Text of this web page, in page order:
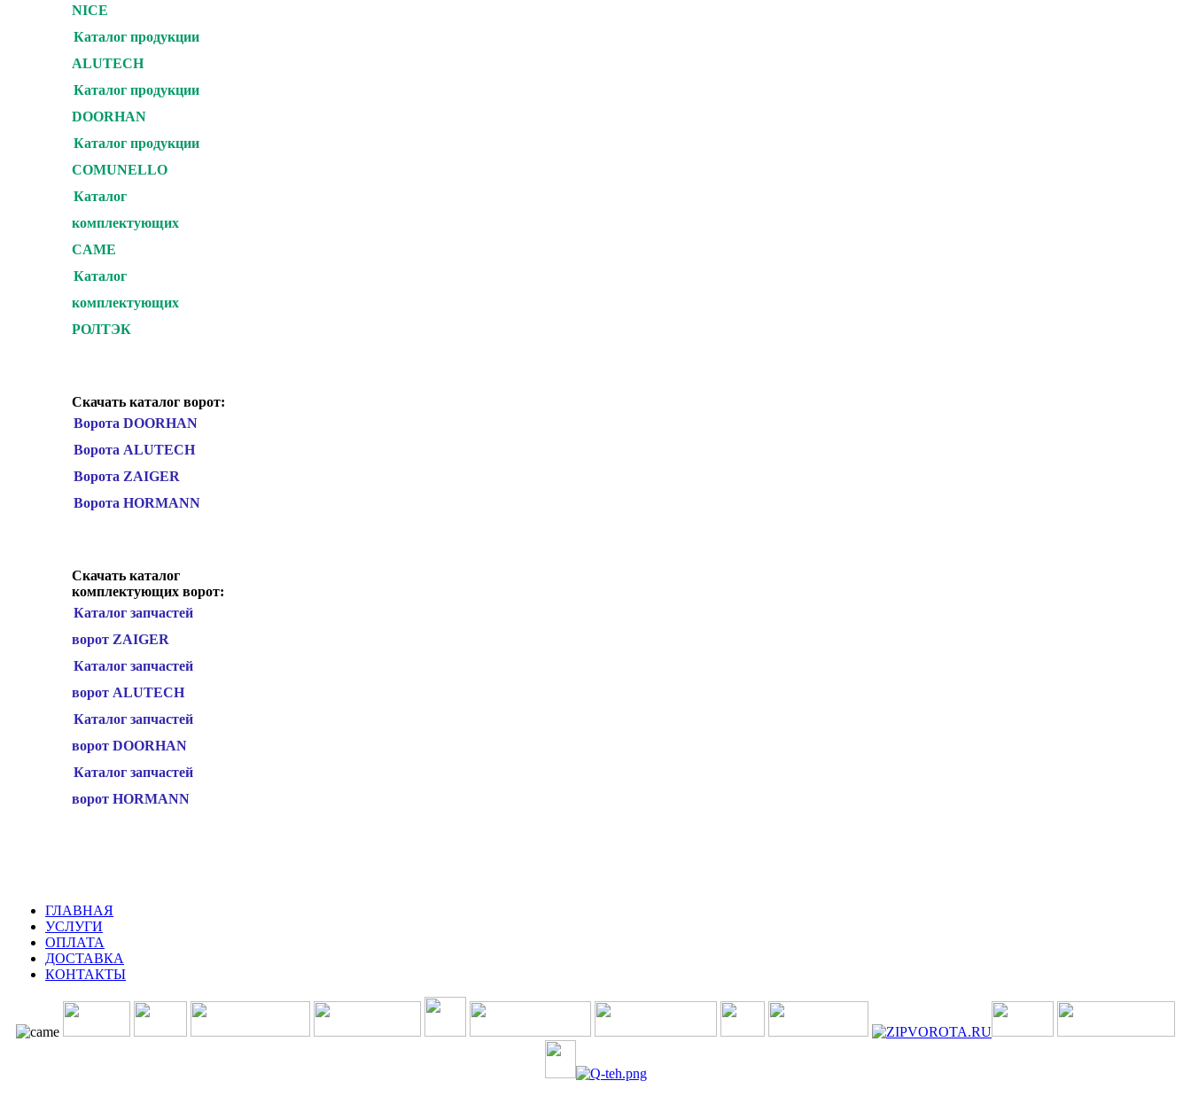
NICE
Каталог продукции
ALUTECH
Каталог продукции
DOORHAN
Каталог продукции
COMUNELLO
Каталог
комплектующих
CAME
Каталог
комплектующих
РОЛТЭК
Скачать каталог ворот:
Ворота DOORHAN
Ворота ALUTECH
Ворота ZAIGER
Ворота HORMANN
Скачать каталог
комплектующих ворот:
Каталог запчастей
ворот ZAIGER
Каталог запчастей
ворот ALUTECH
Каталог запчастей
ворот DOORHAN
Каталог запчастей
ворот HORMANN
ГЛАВНАЯ
УСЛУГИ
ОПЛАТА
ДОСТАВКА
КОНТАКТЫ